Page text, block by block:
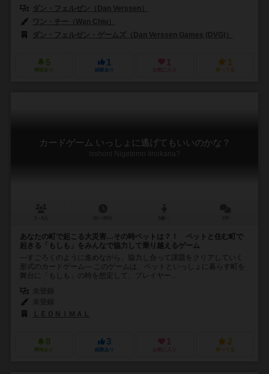
ダン・フェルゼン（Dan Verssen）
ワン・チー（Wan Chiu）
ダン・フェルゼン・ゲームズ（Dan Verssen Games (DVG)）
5
興味あり
1
経験あり
1
お気に入り
1
持ってる
カードゲーム いっしょに逃げてもいいのかな？
Isshoni Nigetemo Iinokana?
あなたの町で起こる大災害…その時ペットは？！ ペットと住む町で
起きる「もしも」をみんなで協力して乗り越えるゲーム
―すごろくのように進めながら、協力し合って課題をクリアしていく
形式のカードゲーム― このゲームは、ペットといっしょに暮らす町を
舞台に「もしも」の時を想定して、プレイヤー...
ＬＥＯＮＩＭＡＬ
8
興味あり
3
経験あり
1
お気に入り
2
持ってる